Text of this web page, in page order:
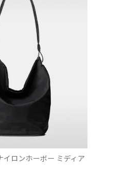
イロンホーボー ミディア